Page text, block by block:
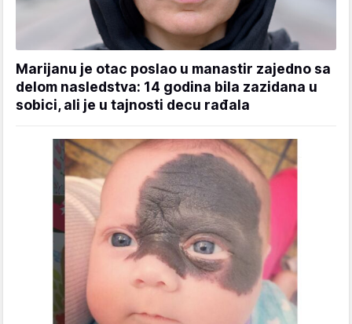
Marijanu je otac poslao u manastir zajedno sa
delom nasledstva: 14 godina bila zazidana u
sobici, ali je u tajnosti decu rađala